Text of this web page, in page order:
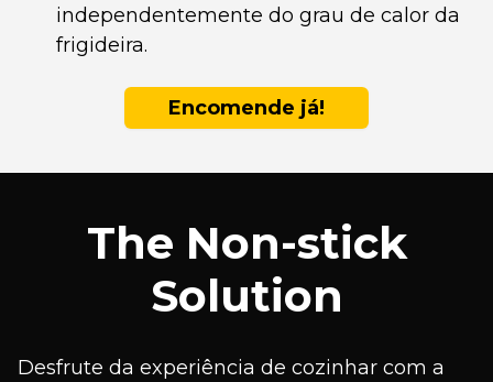
independentemente do grau de calor da
frigideira.
Encomende já!
The Non-stick
Solution
Desfrute da experiência de cozinhar com a